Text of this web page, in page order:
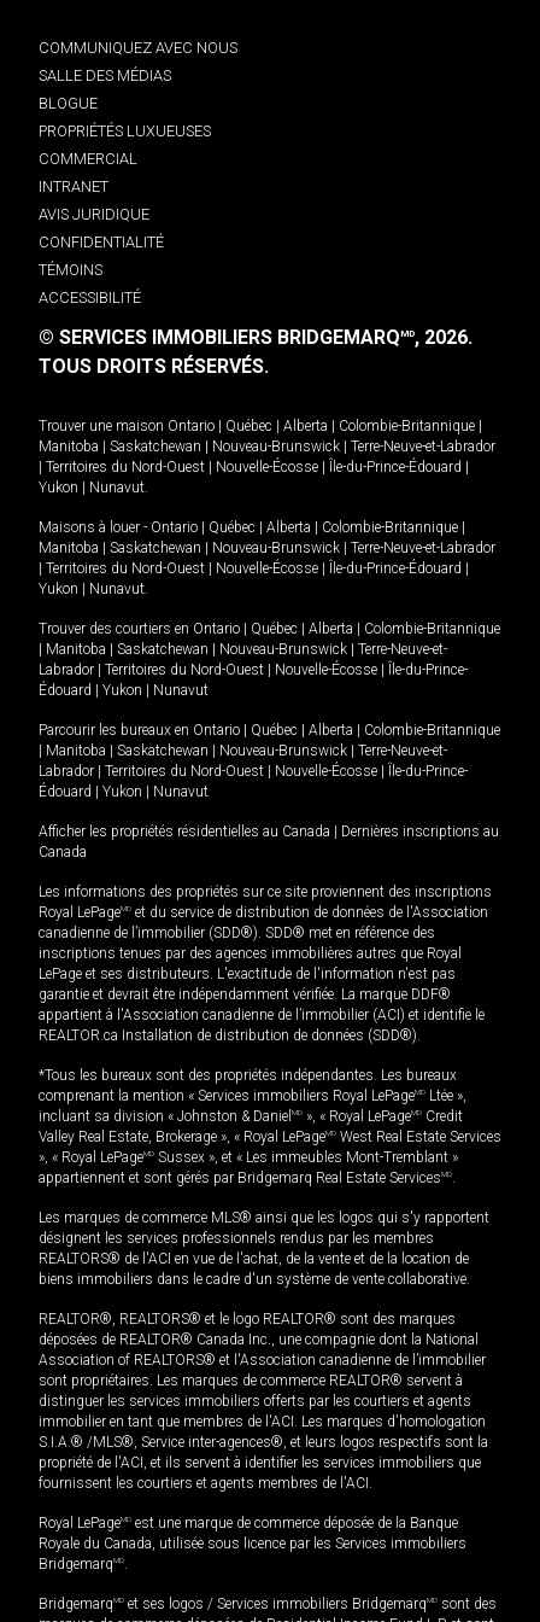
COMMUNIQUEZ AVEC NOUS
SALLE DES MÉDIAS
BLOGUE
PROPRIÉTÉS LUXUEUSES
COMMERCIAL
INTRANET
AVIS JURIDIQUE
CONFIDENTIALITÉ
TÉMOINS
ACCESSIBILITÉ
© SERVICES IMMOBILIERS BRIDGEMARQMD, 2026.
TOUS DROITS RÉSERVÉS.
Trouver une maison Ontario Québec Alberta Colombie-Britannique
Manitoba
Saskatchewan Nouveau-Brunswick
Terre-Neuve-et-Labrador
Territoires du Nord-Ouest Nouvelle-Écosse Île-du-Prince-Édouard
Yukon
Nunavut.
Maisons à louer - Ontario Québec Alberta Colombie-Britannique
Manitoba
Saskatchewan Nouveau-Brunswick
Terre-Neuve-et-Labrador
Territoires du Nord-Ouest Nouvelle-Écosse Île-du-Prince-Édouard
Yukon
Nunavut.
Trouver des courtiers en Ontario Québec Alberta
Colombie-Britannique
Manitoba Saskatchewan Nouveau-Brunswick
Terre-Neuve-et-
Labrador
Territoires du Nord-Ouest Nouvelle-Écosse
Île-du-Prince-
Édouard
Yukon Nunavut
Parcourir les bureaux en Ontario Québec Alberta
Colombie-Britannique
Manitoba Saskatchewan Nouveau-Brunswick
Terre-Neuve-et-
Labrador
Territoires du Nord-Ouest Nouvelle-Écosse
Île-du-Prince-
Édouard
Yukon Nunavut
Afficher les propriétés résidentielles au Canada
Dernières inscriptions au
Canada
Les informations des propriétés sur ce site proviennent des inscriptions
Royal LePageMD et du service de distribution de données de l'Association
canadienne de l’immobilier (SDD®). SDD® met en référence des
inscriptions tenues par des agences immobilières autres que Royal
LePage et ses distributeurs. L'exactitude de l'information n'est pas
garantie et devrait être indépendamment vérifiée. La marque DDF®
appartient à l'Association canadienne de l’immobilier (ACI) et identifie le
REALTOR.ca Installation de distribution de données (SDD®).
*Tous les bureaux sont des propriétés indépendantes. Les bureaux
comprenant la mention « Services immobiliers Royal LePageMD Ltée »,
incluant sa division « Johnston & Daniel MD », « Royal LePageMD Credit
Valley Real Estate, Brokerage », « Royal LePageMD West Real Estate Services
», « Royal LePageMD Sussex », et « Les immeubles Mont-Tremblant »
appartiennent et sont gérés par Bridgemarq Real Estate ServicesMD.
Les marques de commerce MLS® ainsi que les logos qui s'y rapportent
désignent les services professionnels rendus par les membres
REALTORS® de l'ACI en vue de l'achat, de la vente et de la location de
biens immobiliers dans le cadre d'un système de vente collaborative.
REALTOR®, REALTORS® et le logo REALTOR® sont des marques
déposées de REALTOR® Canada Inc., une compagnie dont la National
Association of REALTORS® et l'Association canadienne de l’immobilier
sont propriétaires. Les marques de commerce REALTOR® servent à
distinguer les services immobiliers offerts par les courtiers et agents
immobilier en tant que membres de l'ACI. Les marques d'homologation
S.I.A.® /MLS®, Service inter-agences®, et leurs logos respectifs sont la
propriété de l'ACI, et ils servent à identifier les services immobiliers que
fournissent les courtiers et agents membres de l'ACI.
Royal LePageMD est une marque de commerce déposée de la Banque
Royale du Canada, utilisée sous licence par les Services immobiliers
BridgemarqMD.
BridgemarqMD et ses logos / Services immobiliers BridgemarqMD sont des